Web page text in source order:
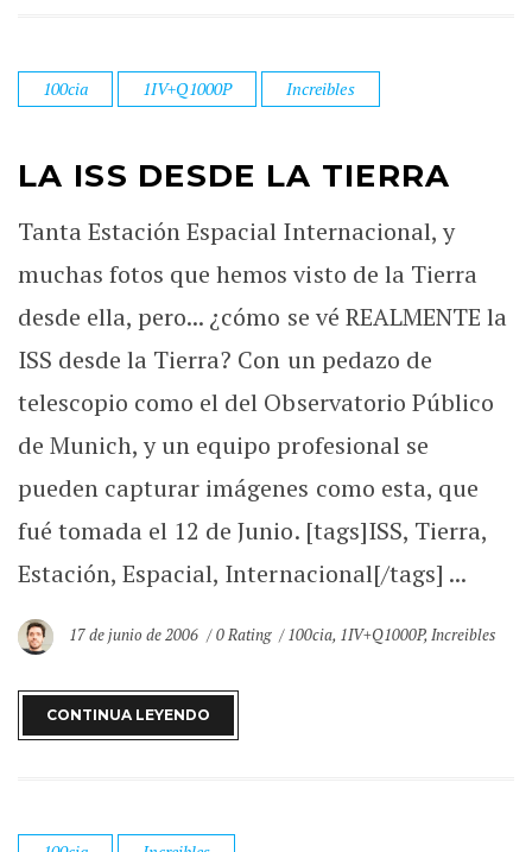
100cia 1IV+Q1000P Increibles
LA ISS DESDE LA TIERRA
Tanta Estación Espacial Internacional, y
muchas fotos que hemos visto de la Tierra
desde ella, pero... ¿cómo se vé REALMENTE la
ISS desde la Tierra? Con un pedazo de
telescopio como el del Observatorio Público
de Munich, y un equipo profesional se
pueden capturar imágenes como esta, que
fué tomada el 12 de Junio. [tags]ISS, Tierra,
Estación, Espacial, Internacional[/tags] ...
17 de junio de 2006 0 Rating 100cia, 1IV+Q1000P,Increibles
CONTINUA LEYENDO